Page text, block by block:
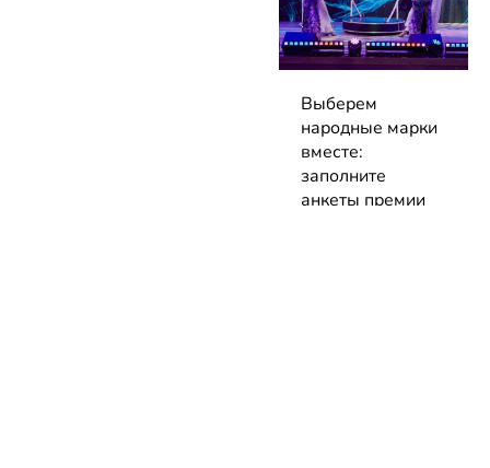
Выберем
народные марки
вместе:
заполните
анкеты премии